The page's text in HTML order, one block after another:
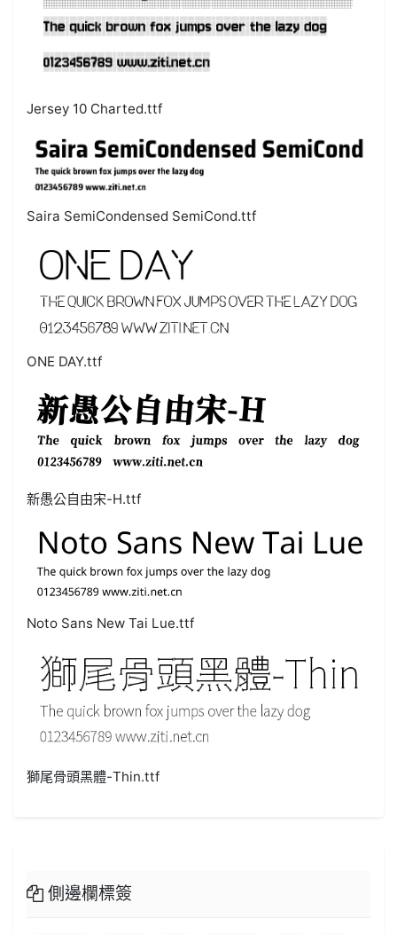
Jersey 10 Charted.ttf
Saira SemiCondensed SemiCond.ttf
ONE DAY.ttf
新愚公自由宋-H.ttf
Noto Sans New Tai Lue.ttf
獅尾骨頭黑體-Thin.ttf
側邊欄標簽